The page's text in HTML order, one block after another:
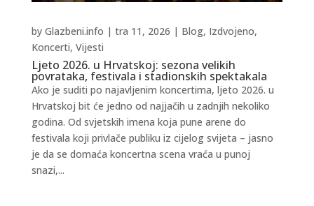
Ljeto 2026. u Hrvatskoj: sezona velikih
povrataka, festivala i stadionskih spektakala
by Glazbeni.info | tra 11, 2026 | Blog, Izdvojeno,
Koncerti, Vijesti
Ako je suditi po najavljenim koncertima, ljeto 2026. u
Hrvatskoj bit će jedno od najjačih u zadnjih nekoliko
godina. Od svjetskih imena koja pune arene do
festivala koji privlače publiku iz cijelog svijeta – jasno
je da se domaća koncertna scena vraća u punoj
snazi,...